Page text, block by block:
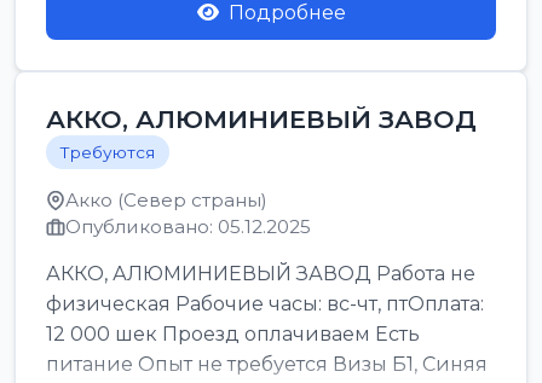
Подробнее
АККО, АЛЮМИНИЕВЫЙ ЗАВОД
Требуются
Акко (Север страны)
Опубликовано: 05.12.2025
АККО, АЛЮМИНИЕВЫЙ ЗАВОД Работа не
физическая Рабочие часы: вс-чт, птОплата:
12 000 шек Проезд оплачиваем Есть
питание Опыт не требуется Визы Б1, Синяя